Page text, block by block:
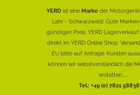
YERD ist eine Marke der
Lahr - Schwarzwald: Gute
günstigen Preis. YERD
direkt im YERD Online Shop.
EU bitte auf Anfrage. Kunden
können wir selbstverständlich die
erstatten......
Tel.: +49 (0) 7821